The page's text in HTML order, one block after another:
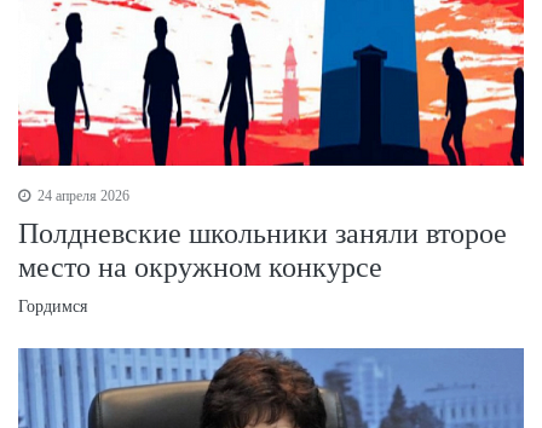
24 апреля 2026
Полдневские школьники заняли второе
место на окружном конкурсе
Гордимся